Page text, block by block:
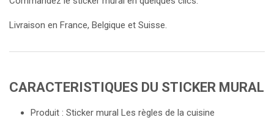
Livraison en France, Belgique et Suisse.
CARACTERISTIQUES DU STICKER MURAL
Produit : Sticker mural Les règles de la cuisine